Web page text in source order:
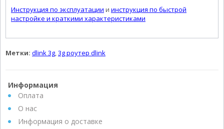
Инструкция по эксплуатации и инструкция по быстрой
настройке и краткими характеристиками
Метки: dlink 3g,3g роутер dlink
Информация
Оплата
О нас
Информация о доставке